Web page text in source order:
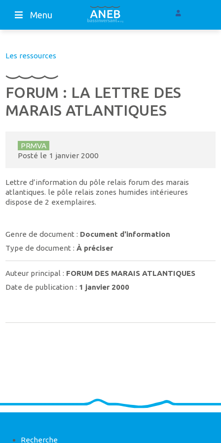
Menu
Les ressources
FORUM : LA LETTRE DES
MARAIS ATLANTIQUES
PRMVA
Posté le 1 janvier 2000
Lettre d’information du pôle relais forum des marais
atlantiques. le pôle relais zones humides intérieures
dispose de 2 exemplaires.
Genre de document : Document d'information
Type de document :À préciser
Auteur principal : FORUM DES MARAIS ATLANTIQUES
Date de publication : 1 janvier 2000
Recherche